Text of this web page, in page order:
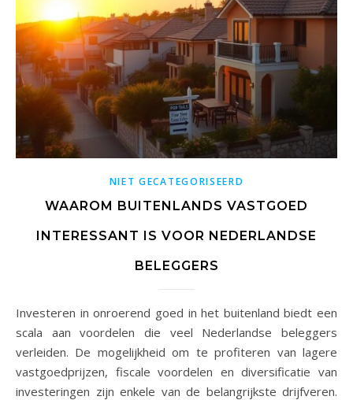
NIET GECATEGORISEERD
WAAROM BUITENLANDS VASTGOED
INTERESSANT IS VOOR NEDERLANDSE
BELEGGERS
Investeren in onroerend goed in het buitenland biedt een
scala aan voordelen die veel Nederlandse beleggers
verleiden. De mogelijkheid om te profiteren van lagere
vastgoedprijzen, fiscale voordelen en diversificatie van
investeringen zijn enkele van de belangrijkste drijfveren.